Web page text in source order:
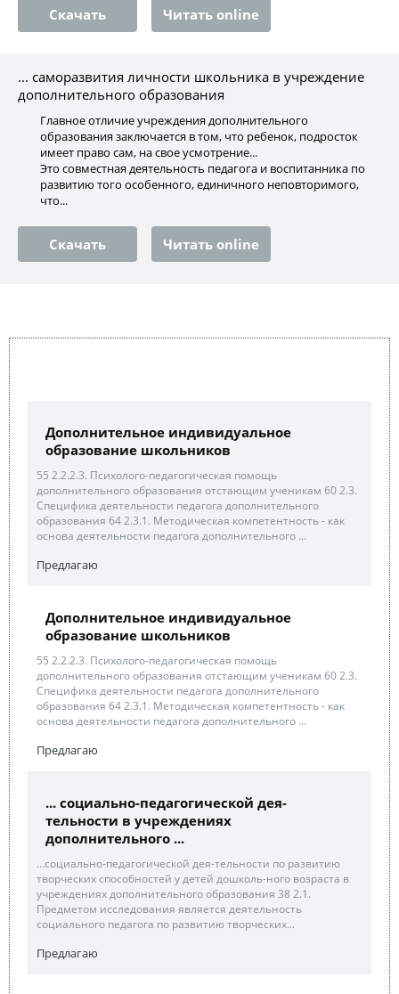
Скачать Читать online
... саморазвития личности школьника в учреждение
дополнительного образования
Главное отличие учреждения дополнительного
образования заключается в том, что ребенок, подросток
имеет право сам, на свое усмотрение...
Это совместная деятельность педагога и воспитанника по
развитию того особенного, единичного неповторимого,
что...
Скачать Читать online
Дополнительное индивидуальное
образование школьников
55 2.2.2.3. Психолого-педагогическая помощь
дополнительного образования отстающим ученикам 60 2.3.
Специфика деятельности педагога дополнительного
образования 64 2.3.1. Методическая компетентность - как
основа деятельности педагога дополнительного ...
Предлагаю
Дополнительное индивидуальное
образование школьников
55 2.2.2.3. Психолого-педагогическая помощь
дополнительного образования отстающим ученикам 60 2.3.
Специфика деятельности педагога дополнительного
образования 64 2.3.1. Методическая компетентность - как
основа деятельности педагога дополнительного ...
Предлагаю
... социально-педагогической дея-
тельности в учреждениях
дополнительного ...
...социально-педагогической дея-тельности по развитию
творческих способностей у детей дошколь-ного возраста в
учреждениях дополнительного образования 38 2.1.
Предметом исследования является деятельность
социального педагога по развитию творческих...
Предлагаю